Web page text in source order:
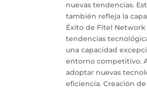
nuevas tendencias.
también refleja la
Éxito de Fitel Network
tendencias
una capacidad
entorno competitivo.
adoptar nuevas
eficiencia. Creación